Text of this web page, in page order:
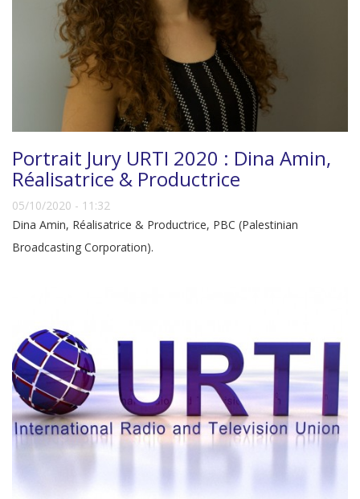
Portrait Jury URTI 2020 : Dina Amin,
Réalisatrice & Productrice
05/10/2020 - 11:32
Dina Amin, Réalisatrice & Productrice, PBC (Palestinian
Broadcasting Corporation).